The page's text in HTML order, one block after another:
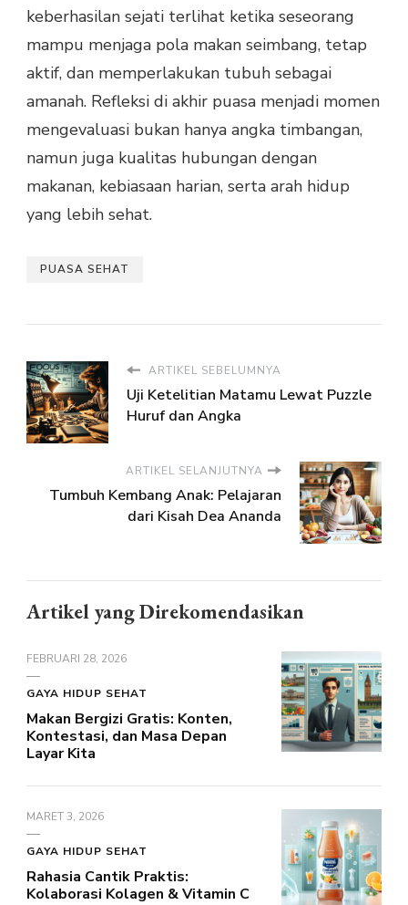
keberhasilan sejati terlihat ketika seseorang
mampu menjaga pola makan seimbang, tetap
aktif, dan memperlakukan tubuh sebagai
amanah. Refleksi di akhir puasa menjadi momen
mengevaluasi bukan hanya angka timbangan,
namun juga kualitas hubungan dengan
makanan, kebiasaan harian, serta arah hidup
yang lebih sehat.
PUASA SEHAT
ARTIKEL SEBELUMNYA
Uji Ketelitian Matamu Lewat Puzzle
Huruf dan Angka
ARTIKEL SELANJUTNYA
Tumbuh Kembang Anak: Pelajaran
dari Kisah Dea Ananda
Artikel yang Direkomendasikan
FEBRUARI 28, 2026
GAYA HIDUP SEHAT
Makan Bergizi Gratis: Konten,
Kontestasi, dan Masa Depan
Layar Kita
MARET 3, 2026
GAYA HIDUP SEHAT
Rahasia Cantik Praktis:
Kolaborasi Kolagen & Vitamin C